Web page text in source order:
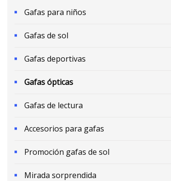
Gafas para niños
Gafas de sol
Gafas deportivas
Gafas ópticas
Gafas de lectura
Accesorios para gafas
Promoción gafas de sol
Mirada sorprendida